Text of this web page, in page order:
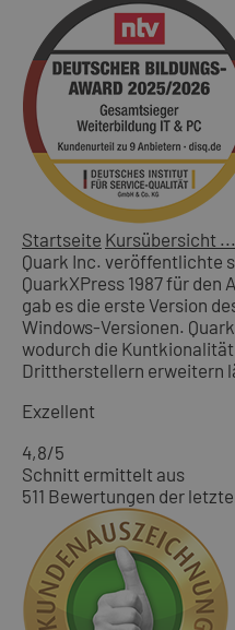
Startseite Kursübersicht ...
Quark Inc. veröffentlichte
QuarkXPress 1987 für den
gab es die erste Version
Windows-Versionen.
wodurch die
Drittherstellern erweitern
Exzellent
4,8/5
Schnitt ermittelt aus
511 Bewertungen der